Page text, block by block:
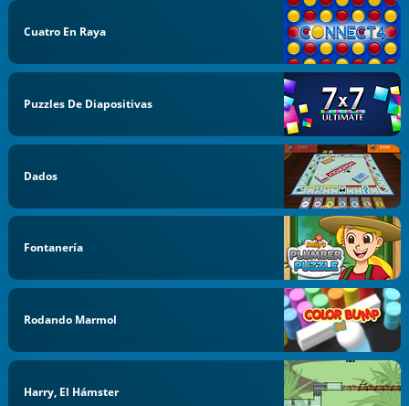
Cuatro En Raya
Puzzles De Diapositivas
Dados
Fontanería
Rodando Marmol
Harry, El Hámster